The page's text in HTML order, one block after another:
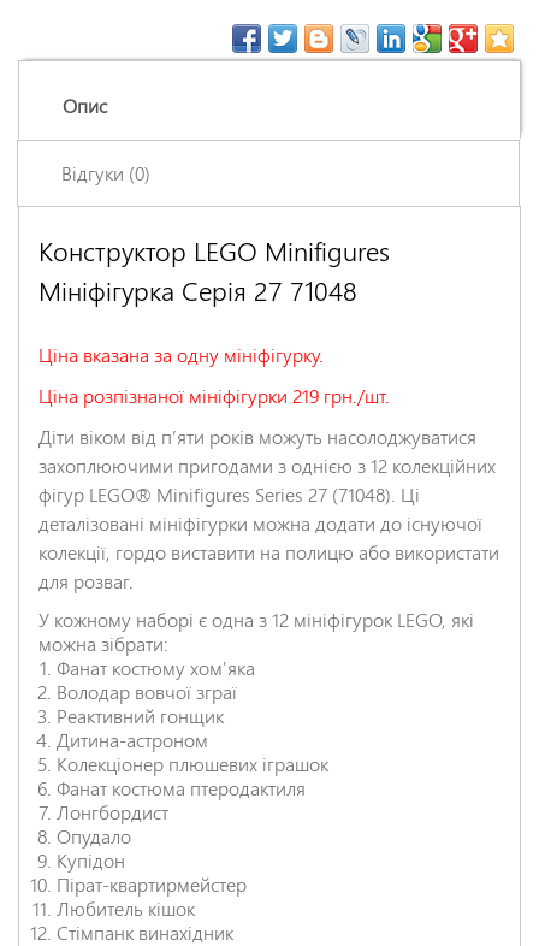
Опис
Відгуки (0)
Конструктор LEGO Minifigures
Мініфігурка Серія 27 71048
Ціна вказана за одну мініфігурку.
Ціна розпізнаної мініфігурки 219 грн./шт.
Діти віком від п’яти років можуть насолоджуватися
захоплюючими пригодами з однією з 12 колекційних
фігур LEGO® Minifigures Series 27 (71048). Ці
деталізовані мініфігурки можна додати до існуючої
колекції, гордо виставити на полицю або використати
для розваг.
У кожному наборі є одна з 12 мініфігурок LEGO, які
можна зібрати:
Фанат костюму хом'яка
Володар вовчої зграї
Реактивний гонщик
Дитина-астроном
Колекціонер плюшевих іграшок
Фанат костюма птеродактиля
Лонгбордист
Опудало
Купідон
Пірат-квартирмейстер
Любитель кішок
Стімпанк винахідник
Залишіть відгук про цей товар першими
*
Ім'я
*
Відгук